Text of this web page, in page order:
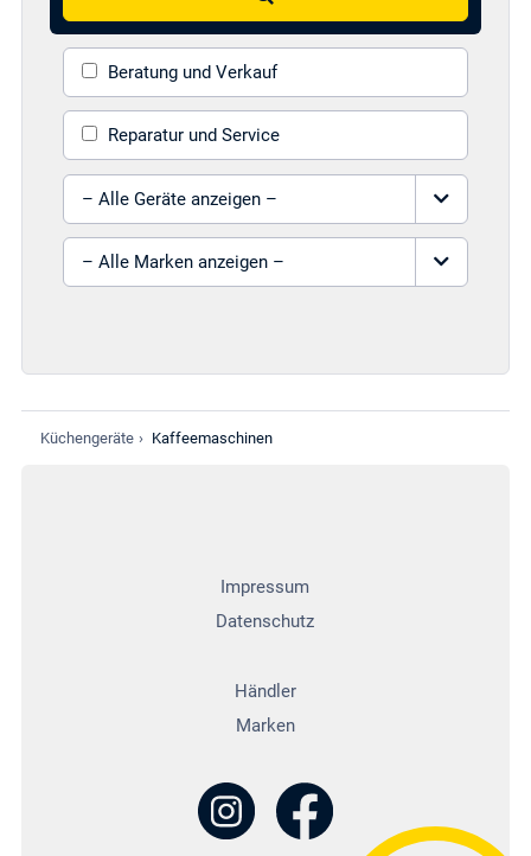
Beratung und Verkauf
Reparatur und Service
Gerät auswählen
Marke auswählen
Küchengeräte › Kaffeemaschinen
Impressum
Datenschutz
Händler
Marken